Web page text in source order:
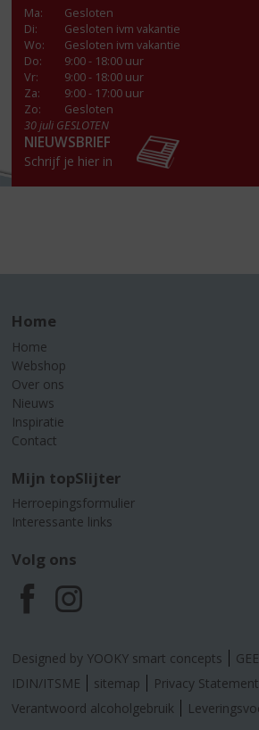
Ma:
Gesloten
Di:
Gesloten ivm vakantie
Wo:
Gesloten ivm vakantie
Do:
9:00 - 18:00 uur
Vr:
9:00 - 18:00 uur
Za:
9:00 - 17:00 uur
Zo:
Gesloten
30 juli GESLOTEN
NIEUWSBRIEF
Schrijf je hier in
Home
Home
Webshop
Over ons
Nieuws
Inspiratie
Contact
Mijn topSlijter
Herroepingsformulier
Interessante links
Volg ons
F
a
c
I
n
s
Designed by YOOKY smart concepts
IDIN/ITSME
sitemap Privacy Statement
Verantwoord alcoholgebruik